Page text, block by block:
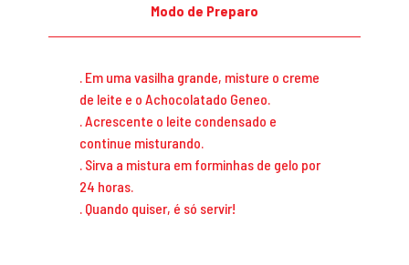
Modo de Preparo
. Em uma vasilha grande, misture o creme
de leite e o Achocolatado Geneo.
. Acrescente o leite condensado e
continue misturando.
. Sirva a mistura em forminhas de gelo por
24 horas.
. Quando quiser, é só servir!